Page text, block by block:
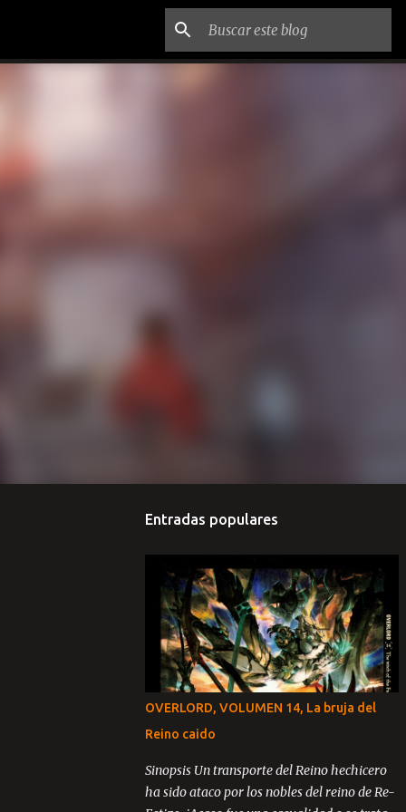
Entradas populares
OVERLORD, VOLUMEN 14, La bruja del
Reino caido
Sinopsis Un transporte del Reino hechicero
ha sido ataco por los nobles del reino de Re-